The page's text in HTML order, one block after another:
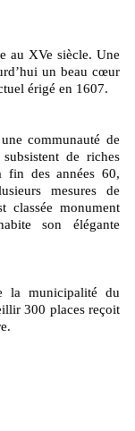
au XVe siècle. Une
un beau cœur
érigé en 1607.
communauté de
de riches
fin des années 60,
mesures de
classée monument
son élégante
la municipalité du
300 places reçoit